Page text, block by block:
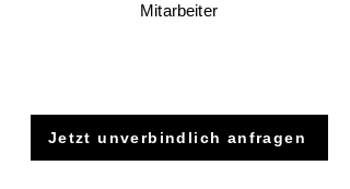
Mitarbeiter
Jetzt unverbindlich anfragen